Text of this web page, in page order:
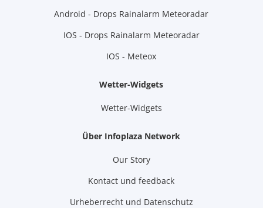
Android - Drops Rainalarm Meteoradar
IOS - Drops Rainalarm Meteoradar
IOS - Meteox
Wetter-Widgets
Wetter-Widgets
Über Infoplaza Network
Our Story
Kontact und feedback
Urheberrecht und Datenschutz